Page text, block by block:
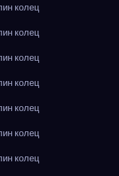
колец
колец
колец
колец
колец
колец
колец